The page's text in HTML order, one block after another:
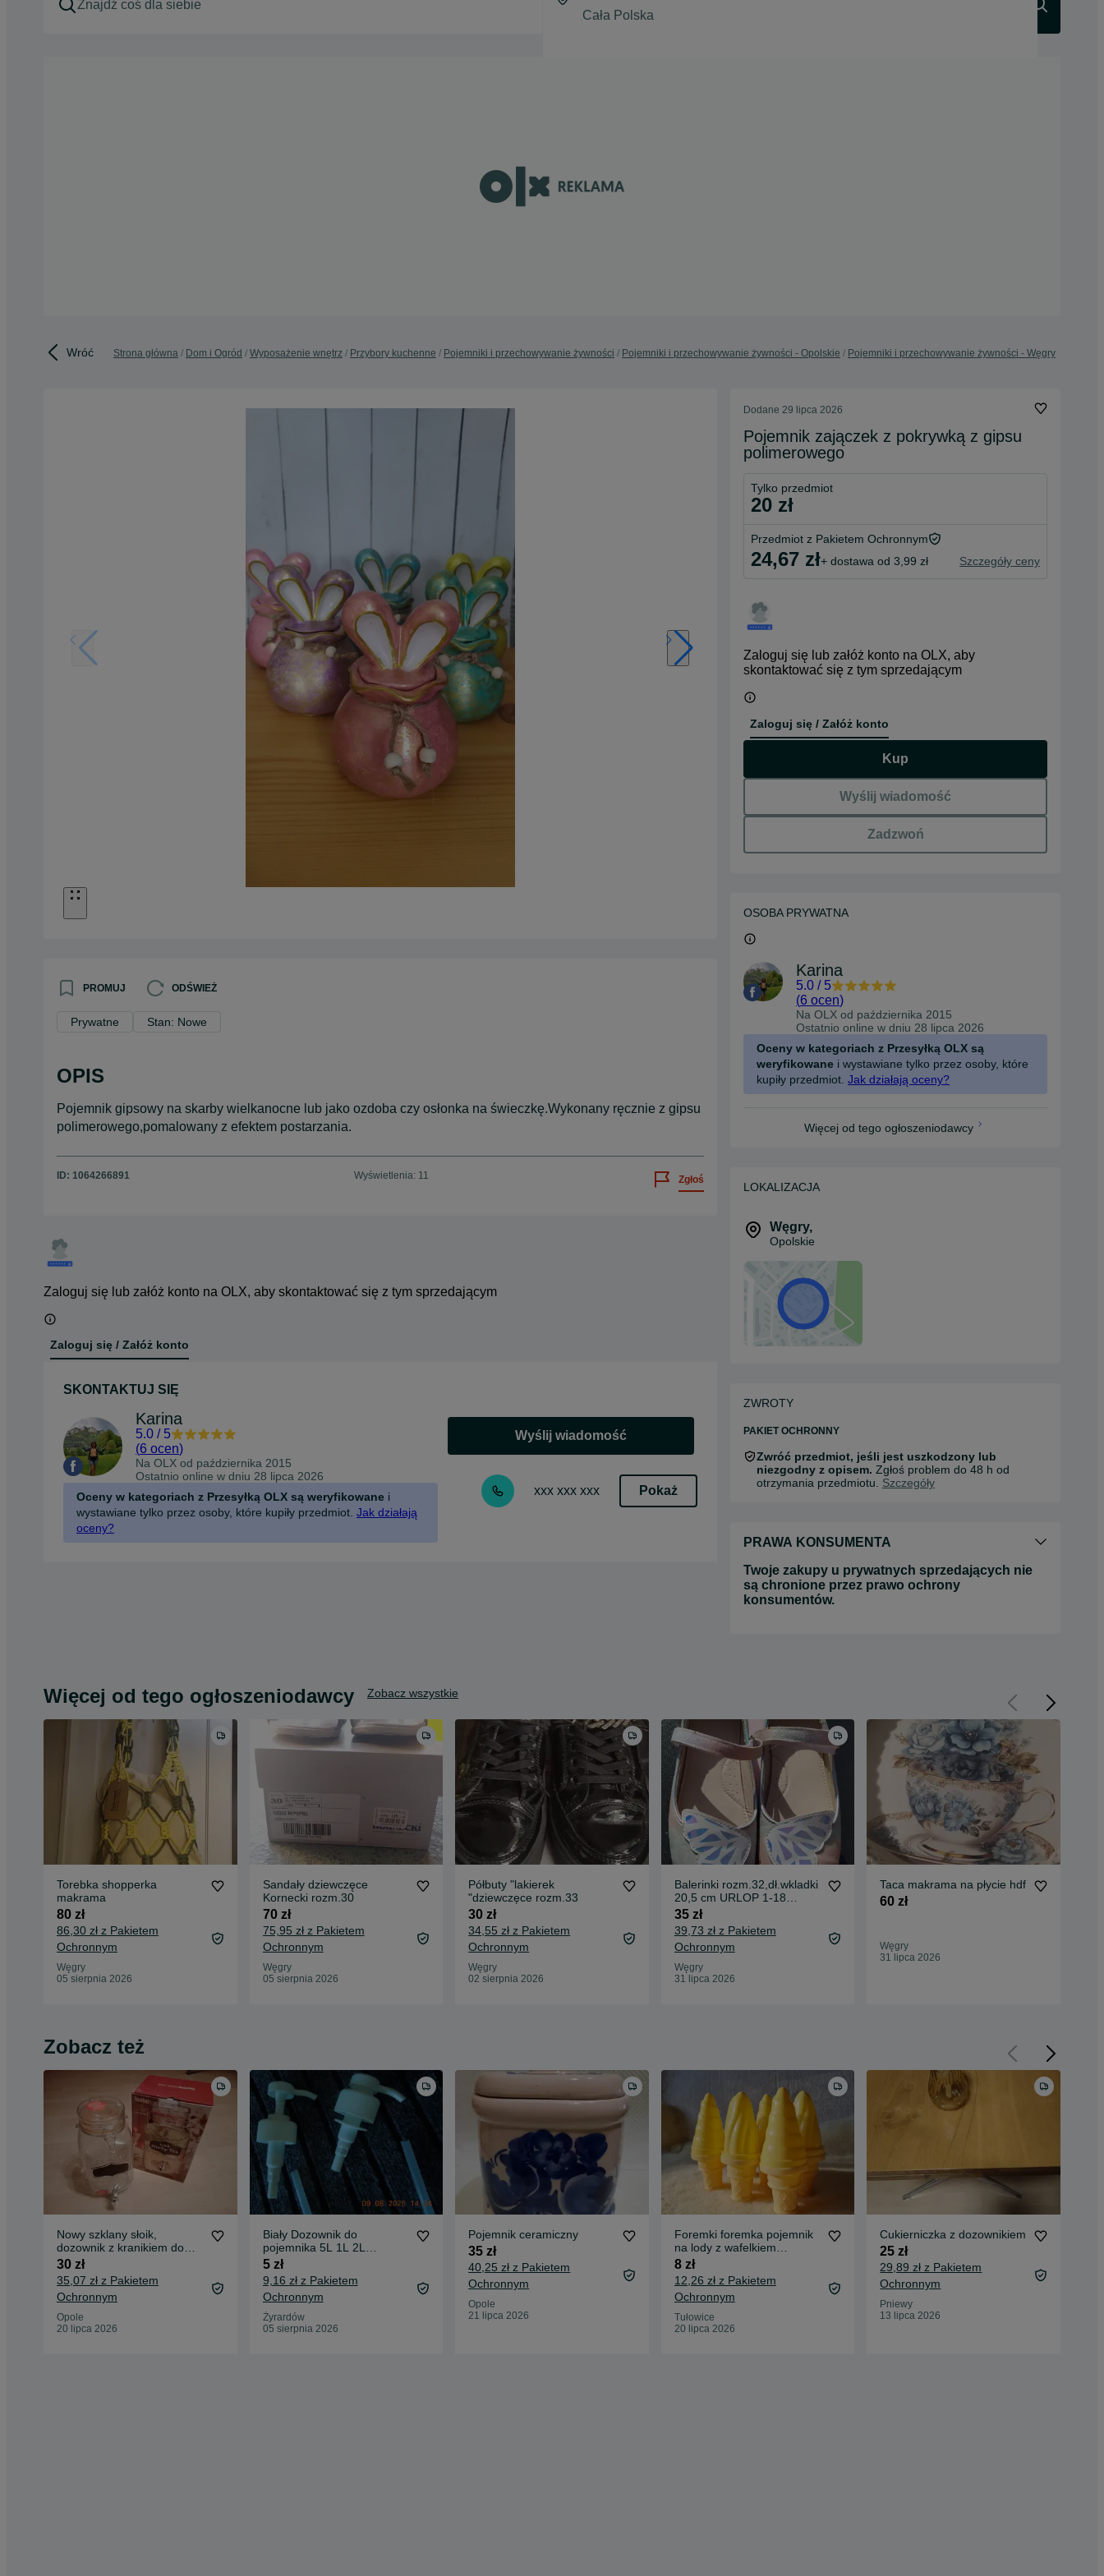
Wróć Strona główna Dom i Ogród Wyposażenie wnętrz Przybory kuchenne Pojemniki i przechowywanie żywności Pojemniki i przechowywanie żywności - Opolskie Pojemniki i przechowywanie żywności - Węgry
PROMUJ ODŚWIEŻ
Prywatne Stan: Nowe
OPIS
Pojemnik gipsowy na skarby wielkanocne lub jako ozdoba czy osłonka na świeczkę.Wykonany ręcznie z gipsu
polimerowego,pomalowany z efektem postarzania.
ID: 1064266891 Wyświetlenia: 11 Zgłoś
Zaloguj się lub załóż konto na OLX, aby skontaktować się z tym sprzedającym
Zaloguj się / Załóż konto
SKONTAKTUJ SIĘ
Karina
5.0 / 5
(6 ocen)
Na OLX od października 2015
Ostatnio online w dniu 28 lipca 2026
Oceny w kategoriach z Przesyłką OLX są weryfikowane i
wystawiane tylko przez osoby, które kupiły przedmiot. Jak działają
oceny?
Wyślij wiadomość
xxx xxx xxx Pokaż
Dodane 29 lipca 2026
Pojemnik zajączek z pokrywką z gipsu
polimerowego
Tylko przedmiot
20 zł
Przedmiot z Pakietem Ochronnym
24,67 zł+ dostawa od 3,99 zł Szczegóły ceny
Zaloguj się lub załóż konto na OLX, aby
skontaktować się z tym sprzedającym
Zaloguj się / Załóż konto
Kup
Wyślij wiadomość
Zadzwoń
OSOBA PRYWATNA
Karina
5.0 / 5
(6 ocen)
Na OLX od października 2015
Ostatnio online w dniu 28 lipca 2026
Oceny w kategoriach z Przesyłką OLX są
weryfikowane i wystawiane tylko przez osoby, które
kupiły przedmiot. Jak działają oceny?
Więcej od tego ogłoszeniodawcy
LOKALIZACJA
Węgry,
Opolskie
ZWROTY
PAKIET OCHRONNY
Zwróć przedmiot, jeśli jest uszkodzony lub
niezgodny z opisem. Zgłoś problem do 48 h od
otrzymania przedmiotu. Szczegóły
PRAWA KONSUMENTA
Twoje zakupy u prywatnych sprzedających nie
są chronione przez prawo ochrony
konsumentów.
Więcej od tego ogłoszeniodawcy Zobacz wszystkie
Torebka shopperka
makrama
80 zł
86,30 zł z Pakietem
Ochronnym
Węgry
05 sierpnia 2026
Sandały dziewczęce
Kornecki rozm.30
70 zł
75,95 zł z Pakietem
Ochronnym
Węgry
05 sierpnia 2026
Półbuty "lakierek
"dziewczęce rozm.33
30 zł
34,55 zł z Pakietem
Ochronnym
Węgry
02 sierpnia 2026
Balerinki rozm.32,dł.wkladki
20,5 cm URLOP 1-18
sierpnia
35 zł
39,73 zł z Pakietem
Ochronnym
Węgry
31 lipca 2026
Taca makrama na płycie hdf
60 zł
Węgry
31 lipca 2026
Zobacz też
Nowy szklany słoik,
dozownik z kranikiem do
napojów 3,5 litra marki
Home Essentials
30 zł
35,07 zł z Pakietem
Ochronnym
Opole
20 lipca 2026
Biały Dozownik do
pojemnika 5L 1L 2L
Pompka do kanistra fi 38
mm 1 szt
5 zł
9,16 zł z Pakietem
Ochronnym
Żyrardów
05 sierpnia 2026
Pojemnik ceramiczny
35 zł
40,25 zł z Pakietem
Ochronnym
Opole
21 lipca 2026
Foremki foremka pojemnik
na lody z wafelkiem
plastikowe dla dzieci
8 zł
12,26 zł z Pakietem
Ochronnym
Tułowice
20 lipca 2026
Cukierniczka z dozownikiem
25 zł
29,89 zł z Pakietem
Ochronnym
Pniewy
13 lipca 2026